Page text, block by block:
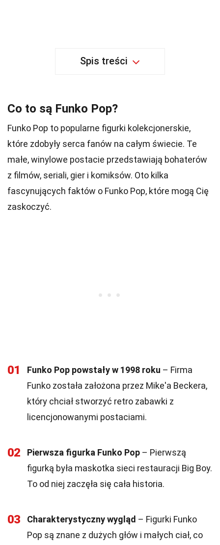
Spis treści
Co to są Funko Pop?
Funko Pop to popularne figurki kolekcjonerskie,
które zdobyły serca fanów na całym świecie. Te
małe, winylowe postacie przedstawiają bohaterów
z filmów, seriali, gier i komiksów. Oto kilka
fascynujących faktów o Funko Pop, które mogą Cię
zaskoczyć.
01 Funko Pop powstały w 1998 roku – Firma
Funko została założona przez Mike'a Beckera,
który chciał stworzyć retro zabawki z
licencjonowanymi postaciami.
02 Pierwsza figurka Funko Pop – Pierwszą
figurką była maskotka sieci restauracji Big Boy.
To od niej zaczęła się cała historia.
03 Charakterystyczny wygląd – Figurki Funko
Pop są znane z dużych głów i małych ciał, co